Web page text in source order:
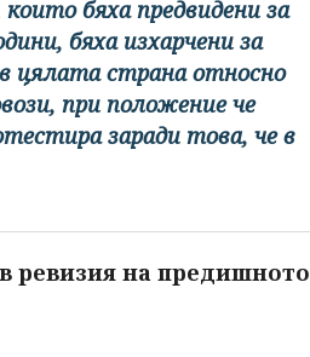
бяха предвидени за
бяха изхарчени за
цялата страна относно
при положение че
заради това, че в
ревизия на предишното